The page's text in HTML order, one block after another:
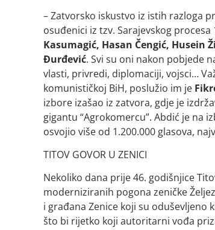
– Zatvorsko iskustvo iz istih razloga
osuđenici iz tzv. Sarajevskog
Kasumagić, Hasan Čengić, Husein
Đurđević. Svi su oni nakon pobjede
vlasti, privredi, diplomaciji, vojsci…
komunističkoj BiH, poslužio im je
izbore izašao iz zatvora, gdje je
gigantu “Agrokomercu”. Abdić je na
osvojio više od 1.200.000 glasova,
TITOV GOVOR U ZENICI
Nekoliko dana prije 46. godišnjice
moderniziranih pogona zeničke
i građana Zenice koji su oduševljeno
što bi rijetko koji autoritarni vođa